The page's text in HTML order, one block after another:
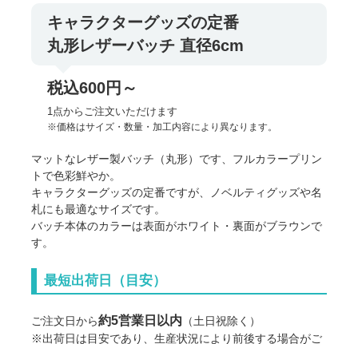
キャラクターグッズの定番
丸形レザーバッチ 直径6cm
税込600円～
1点からご注文いただけます
※価格はサイズ・数量・加工内容により異なります。
マットなレザー製バッチ（丸形）です、フルカラープリン
トで色彩鮮やか。
キャラクターグッズの定番ですが、ノベルティグッズや名
札にも最適なサイズです。
バッチ本体のカラーは表面がホワイト・裏面がブラウンで
す。
最短出荷日（目安）
ご注文日から約5営業日以内 （土日祝除く）
※出荷日は目安であり、生産状況により前後する場合がご